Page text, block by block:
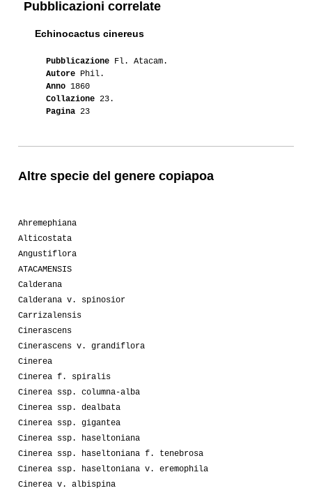
03-2011 Vale_
02-2011 Chante
07-2010 Africanmind
07-2010 Africanmind
Pungigongolo
02-2009
02-2009 Anonymous
01-2008 Green
01-2008 Cactus
08-2008 Paso
Pubblicazioni correlate
Echinocactus cinereus
Pubblicazione Fl. Atacam.
Autore Phil.
Anno 1860
Collazione 23.
Pagina 23
Altre specie del genere copiapoa
Ahremephiana
Alticostata
Angustiflora
ATACAMENSIS
Calderana
Calderana v. spinosior
Carrizalensis
Cinerascens
Cinerascens v. grandiflora
Cinerea
Cinerea f. spiralis
Cinerea ssp. columna-alba
Cinerea ssp. dealbata
Cinerea ssp. gigantea
Cinerea ssp. haseltoniana
Cinerea ssp. haseltoniana f. tenebrosa
Cinerea ssp. haseltoniana v. eremophila
Cinerea v. albispina